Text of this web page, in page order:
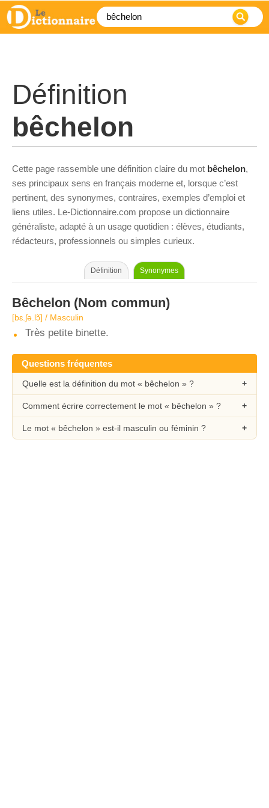
Définition
bêchelon
Cette page rassemble une définition claire du mot bêchelon,
ses principaux sens en français moderne et, lorsque c’est
pertinent, des synonymes, contraires, exemples d’emploi et
liens utiles. Le-Dictionnaire.com propose un dictionnaire
généraliste, adapté à un usage quotidien : élèves, étudiants,
rédacteurs, professionnels ou simples curieux.
Définition Synonymes
Bêchelon (Nom commun)
[bɛ.ʃə.lɔ̃] / Masculin
Très petite binette.
Questions fréquentes
Quelle est la définition du mot « bêchelon » ?
Comment écrire correctement le mot « bêchelon » ?
Le mot « bêchelon » est-il masculin ou féminin ?